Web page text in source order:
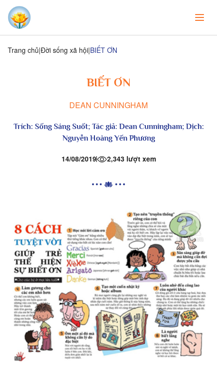
Trang chủ Đời sống xã hội BIẾT ƠN
BIẾT ƠN
DEAN CUNNINGHAM
Trích: Sống Sáng Suốt; Tác giả: Dean Cunningham; Dịch:
Nguyễn Hoàng Yến Phương
14/08/2019 2,343 lượt xem